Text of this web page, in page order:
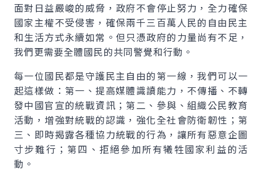
面對日益嚴峻的威脅，政府不會停止努力，全力確保
國家主權不受侵害，確保兩千三百萬人民的自由民主
和生活方式永續如常。但只憑政府的力量尚有不足，
我們更需要全體國民的共同警覺和行動。
每一位國民都是守護民主自由的第一線，我們可以一
起這樣做：第一、提高媒體識讀能力，不傳播、不轉
發中國官宣的統戰資訊；第二、參與、組織公民教育
活動，增強對統戰的認識，強化全社會防衛韌性；第
三、即時揭露各種協力統戰的行為，讓所有惡意企圖
寸步難行；第四、拒絕參加所有犧牲國家利益的活
動。